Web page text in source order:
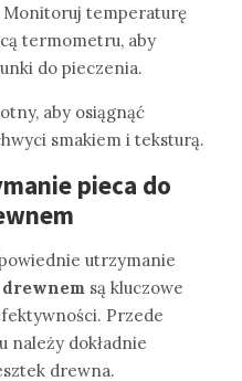
Monitoruj temperaturę
termometru, aby
do pieczenia.
aby osiągnąć
smakiem i teksturą.
pieca do
utrzymanie
są kluczowe
Przede
należy dokładnie
drewna.